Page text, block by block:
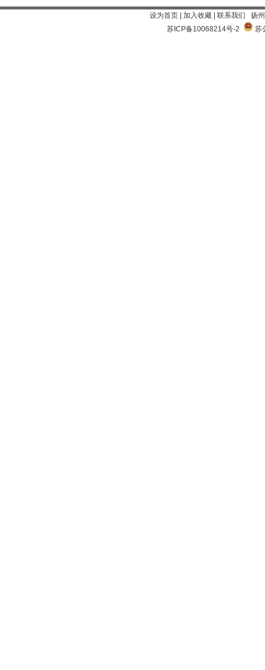
设为首页 加入收藏 联系我们 扬
苏ICP备10068214号-2
苏